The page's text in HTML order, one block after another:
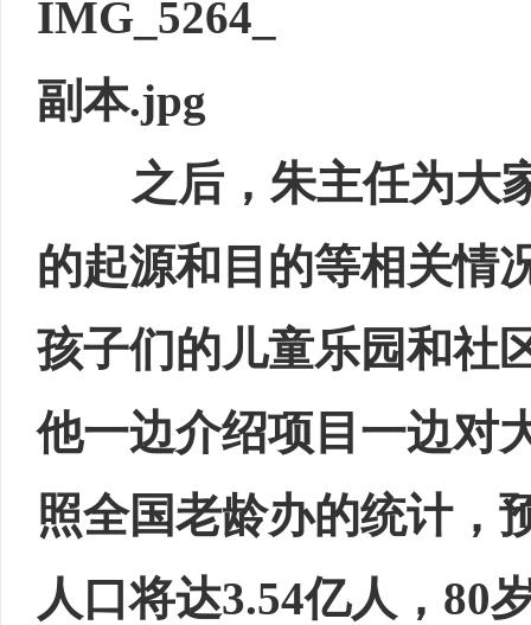
之后，朱主任为大
的起源和目的等相关情
孩子们的儿童乐园和社
他一边介绍项目一边对
照全国老龄办的统计，
人口将达3.54亿人，80